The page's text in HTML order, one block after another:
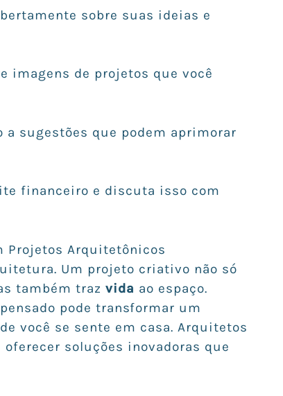
sobre suas ideias e
imagens de projetos que você
a sugestões que podem aprimorar
financeiro e discuta isso com
Projetos Arquitetônicos
Um projeto criativo não só
também traz vida ao espaço.
pode transformar um
você se sente em casa. Arquitetos
soluções inovadoras que